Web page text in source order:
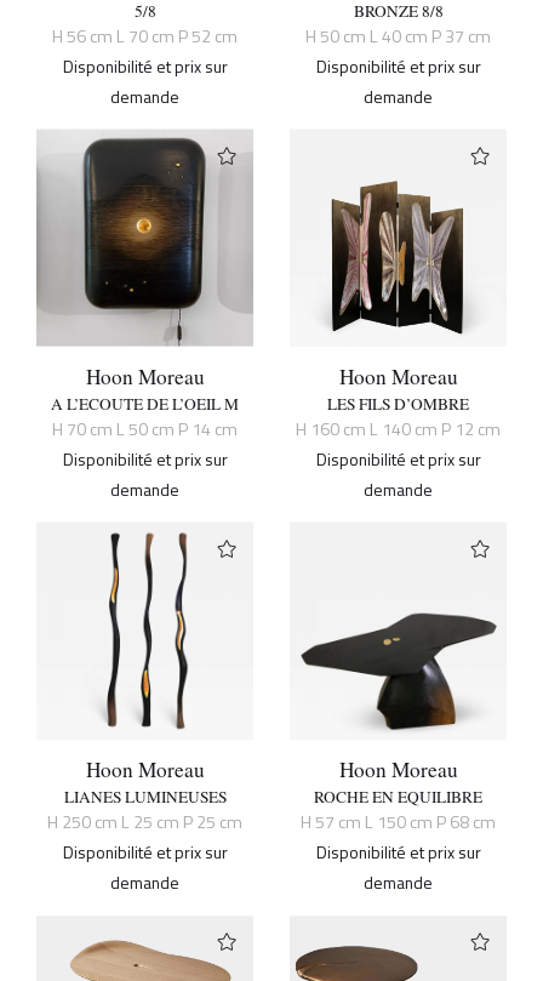
5/8
H 56 cm L 70 cm P 52 cm
Disponibilité et prix sur
demande
BRONZE 8/8
H 50 cm L 40 cm P 37 cm
Disponibilité et prix sur
demande
Hoon Moreau
A L’ECOUTE DE L’OEIL M
H 70 cm L 50 cm P 14 cm
Disponibilité et prix sur
demande
Hoon Moreau
LES FILS D’OMBRE
H 160 cm L 140 cm P 12 cm
Disponibilité et prix sur
demande
Hoon Moreau
LIANES LUMINEUSES
H 250 cm L 25 cm P 25 cm
Disponibilité et prix sur
demande
Hoon Moreau
ROCHE EN EQUILIBRE
H 57 cm L 150 cm P 68 cm
Disponibilité et prix sur
demande